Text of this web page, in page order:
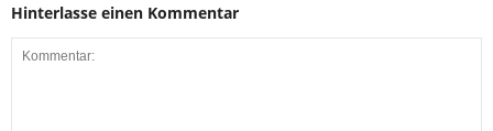
Hinterlasse einen Kommentar